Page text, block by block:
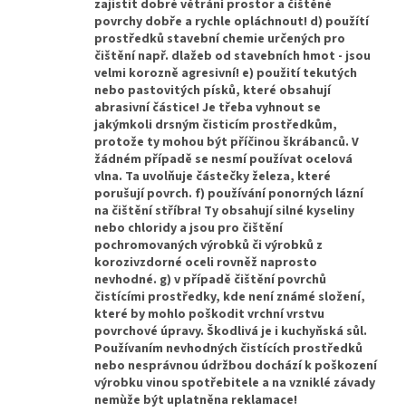
zajistit dobré větrání prostor a čištěné
povrchy dobře a rychle opláchnout! d) použítí
prostředků stavební chemie určených pro
čištění např. dlažeb od stavebních hmot - jsou
velmi korozně agresivní! e) použití tekutých
nebo pastovitých písků, které obsahují
abrasivní částice! Je třeba vyhnout se
jakýmkoli drsným čisticím prostředkům,
protože ty mohou být příčinou škrábanců. V
žádném případě se nesmí používat ocelová
vlna. Ta uvolňuje částečky železa, které
porušují povrch. f) používání ponorných lázní
na čištění stříbra! Ty obsahují silné kyseliny
nebo chloridy a jsou pro čištění
pochromovaných výrobků či výrobků z
korozivzdorné oceli rovněž naprosto
nevhodné. g) v případě čištění povrchů
čistícími prostředky, kde není známé složení,
které by mohlo poškodit vrchní vrstvu
povrchové úpravy. Škodlivá je i kuchyňská sůl.
Používaním nevhodných čistících prostředků
nebo nesprávnou údržbou dochází k poškození
výrobku vinou spotřebitele a na vzniklé závady
nemùže být uplatněna reklamace!